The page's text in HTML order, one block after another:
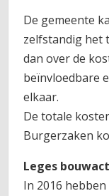
De gemeente
zelfstandig het
dan over de
beïnvloedbare
elkaar.
De totale
Burgerzaken
Leges
In 2016